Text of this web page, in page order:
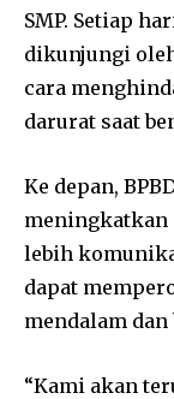
SMP. Setiap
dikunjungi
cara
darurat saat
Ke depan,
meningkatkan
lebih
dapat
mendalam
“Kami akan